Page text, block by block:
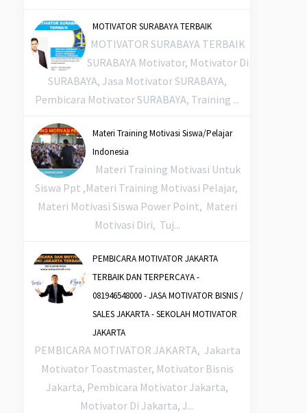
MOTIVATOR SURABAYA TERBAIK
MOTIVATOR SURABAYA TERBAIK
SURABAYA Motivator, Motivator Di
SURABAYA, Jasa Motivator SURABAYA,
Pembicara Motivator SURABAYA, Training ...
Materi Training Motivasi Siswa/Pelajar
Indonesia
Materi Training Motivasi Untuk
Siswa Ppt ,Materi Training Motivasi Pelajar,
Materi Motivasi Siswa Power Point, Materi
Motivasi Diri, Tuj...
PEMBICARA MOTIVATOR JAKARTA
TERBAIK DAN TERPERCAYA -
081946548000 - JASA MOTIVATOR BISNIS /
SALES JAKARTA - SEKOLAH MOTIVATOR
JAKARTA
PEMBICARA MOTIVATOR JAKARTA, Jakarta
Motivator Toastmaster, Motivator Bisnis
Jakarta, Pembicara Motivator Jakarta,
Motivator Di Jakarta, J...